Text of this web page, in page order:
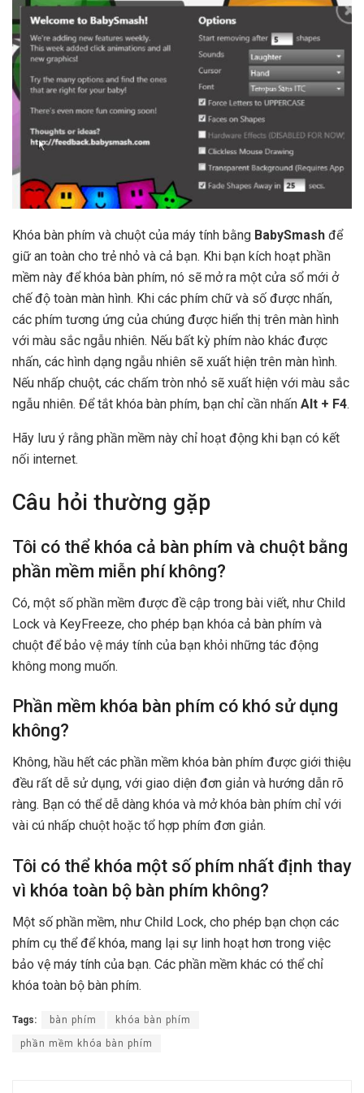
Khóa bàn phím và chuột của máy tính bằng BabySmash để
giữ an toàn cho trẻ nhỏ và cả bạn. Khi bạn kích hoạt phần
mềm này để khóa bàn phím, nó sẽ mở ra một cửa sổ mới ở
chế độ toàn màn hình. Khi các phím chữ và số được nhấn,
các phím tương ứng của chúng được hiển thị trên màn hình
với màu sắc ngẫu nhiên. Nếu bất kỳ phím nào khác được
nhấn, các hình dạng ngẫu nhiên sẽ xuất hiện trên màn hình.
Nếu nhấp chuột, các chấm tròn nhỏ sẽ xuất hiện với màu sắc
ngẫu nhiên. Để tắt khóa bàn phím, bạn chỉ cần nhấn Alt + F4.
Hãy lưu ý rằng phần mềm này chỉ hoạt động khi bạn có kết
nối internet.
Câu hỏi thường gặp
Tôi có thể khóa cả bàn phím và chuột bằng
phần mềm miễn phí không?
Có, một số phần mềm được đề cập trong bài viết, như Child
Lock và KeyFreeze, cho phép bạn khóa cả bàn phím và
chuột để bảo vệ máy tính của bạn khỏi những tác động
không mong muốn.
Phần mềm khóa bàn phím có khó sử dụng
không?
Không, hầu hết các phần mềm khóa bàn phím được giới thiệu
đều rất dễ sử dụng, với giao diện đơn giản và hướng dẫn rõ
ràng. Bạn có thể dễ dàng khóa và mở khóa bàn phím chỉ với
vài cú nhấp chuột hoặc tổ hợp phím đơn giản.
Tôi có thể khóa một số phím nhất định thay
vì khóa toàn bộ bàn phím không?
Một số phần mềm, như Child Lock, cho phép bạn chọn các
phím cụ thể để khóa, mang lại sự linh hoạt hơn trong việc
bảo vệ máy tính của bạn. Các phần mềm khác có thể chỉ
khóa toàn bộ bàn phím.
Tags: bàn phím khóa bàn phím
phần mềm khóa bàn phím